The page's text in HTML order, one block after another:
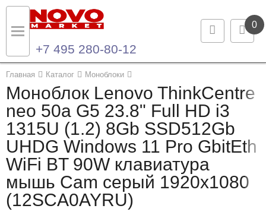
0
+7 495 280-80-12
Главная Каталог Моноблоки
Моноблок Lenovo ThinkCentre
neo 50a G5 23.8" Full HD i3
1315U (1.2) 8Gb SSD512Gb
UHDG Windows 11 Pro GbitEth
WiFi BT 90W клавиатура
мышь Cam серый 1920x1080
(12SCA0AYRU)
Назад
Каталог продукции
Ноутбуки и ультрабуки
Компьютеры
Моноблоки
Серверы и СХД
Назад
Контакты
Контактная информация